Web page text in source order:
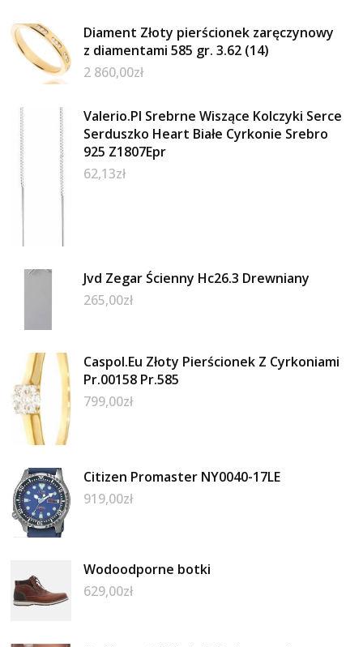
Diament Złoty pierścionek zaręczynowy
z diamentami 585 gr. 3.62 (14)
2 860,00zł
Valerio.Pl Srebrne Wiszące Kolczyki Serce
Serduszko Heart Białe Cyrkonie Srebro
925 Z1807Epr
62,13zł
Jvd Zegar Ścienny Hc26.3 Drewniany
265,00zł
Caspol.Eu Złoty Pierścionek Z Cyrkoniami
Pr.00158 Pr.585
799,00zł
Citizen Promaster NY0040-17LE
919,00zł
Wodoodporne botki
629,00zł